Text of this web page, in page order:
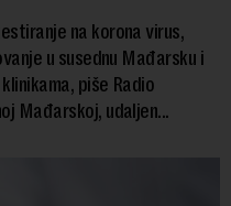
na korona virus,
u susednu Mađarsku i
piše Radio
Mađarskoj, udaljen...